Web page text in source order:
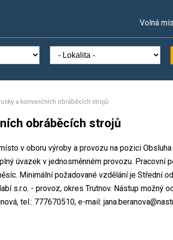
Volná
a konvenčních obráběcích strojů
obráběcích strojů
v oboru výroby a provozu na pozici
úvazek v jednosměnném provozu. Pracovní
Minimální požadované vzdělání je Střední
s.r.o. - provoz, okres Trutnov. Nástup možný
tel.: 777670510, e-mail: